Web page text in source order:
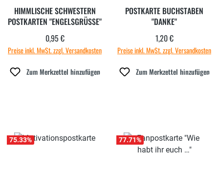
HIMMLISCHE SCHWESTERN
POSTKARTEN "ENGELSGRÜSSE"
Regulärer Preis:
0,95 €
Preise inkl. MwSt. zzgl. Versandkosten
Zum Merkzettel hinzufügen
POSTKARTE BUCHSTABEN
"DANKE"
Regulärer Preis:
1,20 €
Preise inkl. MwSt. zzgl. Versandkosten
Zum Merkzettel hinzufügen
75.33% 77.71%